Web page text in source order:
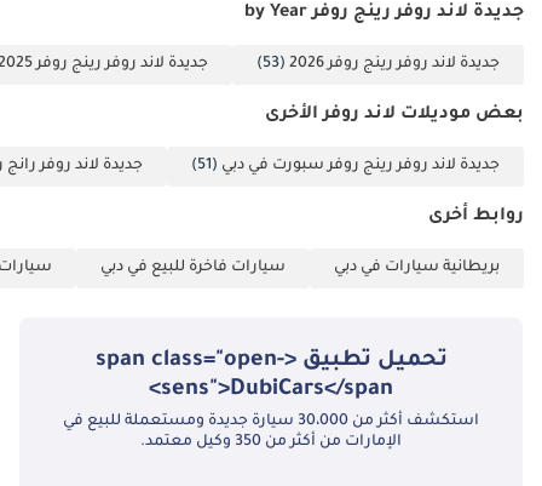
جديدة لاند روفر رينج روفر by Year
جديدة لاند روفر رينج روفر 2026 (53) جديدة لاند روفر رينج روفر 2025
بعض موديلات لاند روفر الأخرى
جديدة لاند روفر رينج روفر سبورت في دبي (51) جديدة لاند روفر
روابط أخرى
بريطانية سيارات في دبي سيارات فاخرة للبيع في دبي سيارات
تحميل تطبيق <span class="open-
sens">DubiCars</span>
استكشف أكثر من 30،000 سيارة جديدة ومستعملة للبيع في
الإمارات من أكثر من 350 وكيل معتمد.